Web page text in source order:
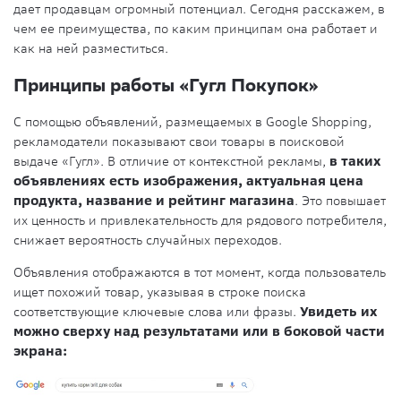
дает продавцам огромный потенциал. Сегодня расскажем, в
чем ее преимущества, по каким принципам она работает и
как на ней разместиться.
Принципы работы «Гугл Покупок»
С помощью объявлений, размещаемых в Google Shopping,
рекламодатели показывают свои товары в поисковой
выдаче «Гугл». В отличие от контекстной рекламы, в таких
объявлениях есть изображения, актуальная цена
продукта, название и рейтинг магазина. Это повышает
их ценность и привлекательность для рядового потребителя,
снижает вероятность случайных переходов.
Объявления отображаются в тот момент, когда пользователь
ищет похожий товар, указывая в строке поиска
соответствующие ключевые слова или фразы. Увидеть их
можно сверху над результатами или в боковой части
экрана: